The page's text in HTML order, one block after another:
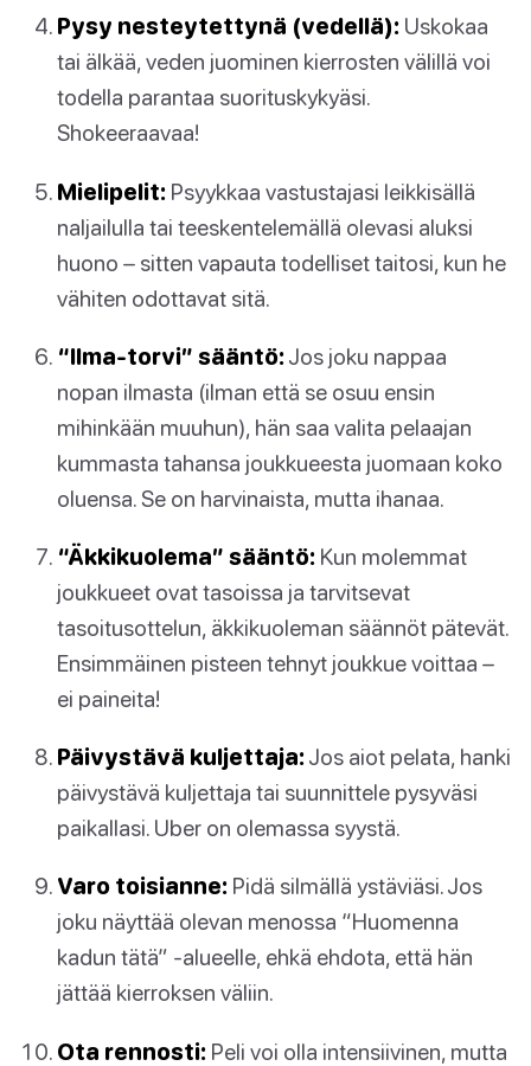
Pysy nesteytettynä (vedellä): Uskokaa
tai älkää, veden juominen kierrosten välillä voi
todella parantaa suorituskykyäsi.
Shokeeraavaa!
Mielipelit: Psyykkaa vastustajasi leikkisällä
naljailulla tai teeskentelemällä olevasi aluksi
huono – sitten vapauta todelliset taitosi, kun he
vähiten odottavat sitä.
“Ilma-torvi” sääntö: Jos joku nappaa
nopan ilmasta (ilman että se osuu ensin
mihinkään muuhun), hän saa valita pelaajan
kummasta tahansa joukkueesta juomaan koko
oluensa. Se on harvinaista, mutta ihanaa.
“Äkkikuolema” sääntö: Kun molemmat
joukkueet ovat tasoissa ja tarvitsevat
tasoitusottelun, äkkikuoleman säännöt pätevät.
Ensimmäinen pisteen tehnyt joukkue voittaa –
ei paineita!
Päivystävä kuljettaja: Jos aiot pelata, hanki
päivystävä kuljettaja tai suunnittele pysyväsi
paikallasi. Uber on olemassa syystä.
Varo toisianne: Pidä silmällä ystäviäsi. Jos
joku näyttää olevan menossa “Huomenna
kadun tätä” -alueelle, ehkä ehdota, että hän
jättää kierroksen väliin.
Ota rennosti: Peli voi olla intensiivinen, mutta